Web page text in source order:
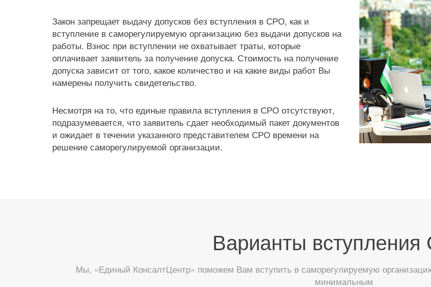
Закон запрещает выдачу допусков без вступления в СРО, как и
вступление в саморегулируемую организацию без выдачи допусков на
работы. Взнос при вступлении не охватывает траты, которые
оплачивает заявитель за получение допуска. Стоимость на получение
допуска зависит от того, какое количество и на какие виды работ Вы
намерены получить свидетельство.
Несмотря на то, что единые правила вступления в СРО отсутствуют,
подразумевается, что заявитель сдает необходимый пакет документов
и ожидает в течении указанного представителем СРО времени на
решение саморегулируемой организации.
Варианты
Мы, «Единый КонсалтЦентр» поможем Вам вступить в саморегулируемую
минимальным